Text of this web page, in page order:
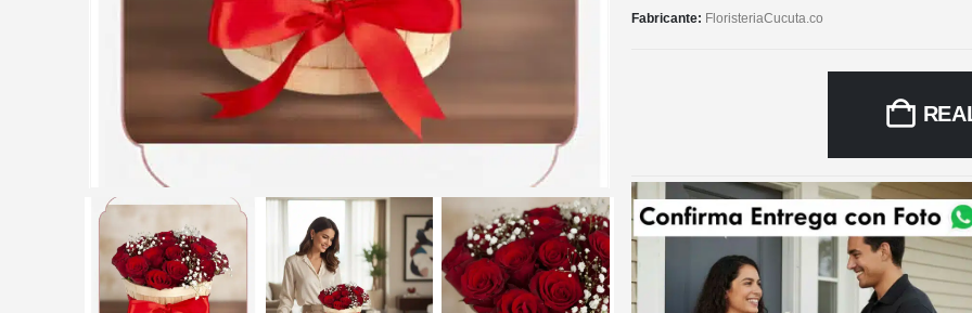
Fabricante: FloristeriaCucuta.co